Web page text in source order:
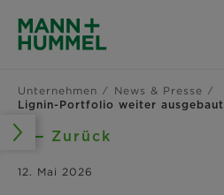
Unternehmen
News & Presse
Lignin-Portfolio weiter ausgebaut
Zurück
12. Mai 2026